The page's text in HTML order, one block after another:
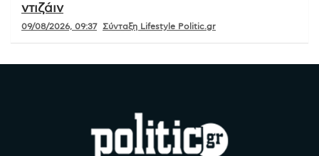
ντιζάιν
09/08/2026, 09:37 Σύνταξη Lifestyle Politic.gr